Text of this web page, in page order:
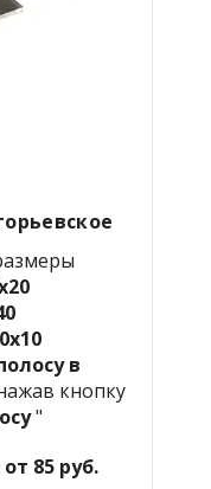
в
кнопку
"
85 руб.